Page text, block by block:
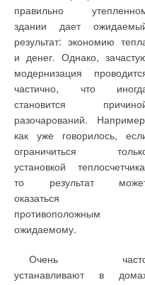
правильно
здании дает
результат: экономию
и денег. Однако,
модернизация
частично, что
становится
разочарований.
как уже говорилось,
ограничиться
установкой
то результат
оказаться
противоположным
ожидаемому.
Очень
устанавливают в
парогазового цикла,
применены питательные
циркуляционные
производства KSB. На
г. запланирован
Адлерской ТЭЦ, где
будет
оборудование KSB.
Читайте по теме:
→
Международный
ЖУРНАЛ СОК 2021
→ Арматура KSB для
→
ЖУРНАЛ СОК ИЮЛЬ 2020
→
Новейшее поколение
резко изменяются. В
случае
останавливать режим
регулирования, чтобы
произошло
движения на
закрытие и такого
резкого возврата к
регулирования.
возможно, например,
котельных при
деаэрации
(предварительное удаление
кислорода из воды,
подаваемой в котел).